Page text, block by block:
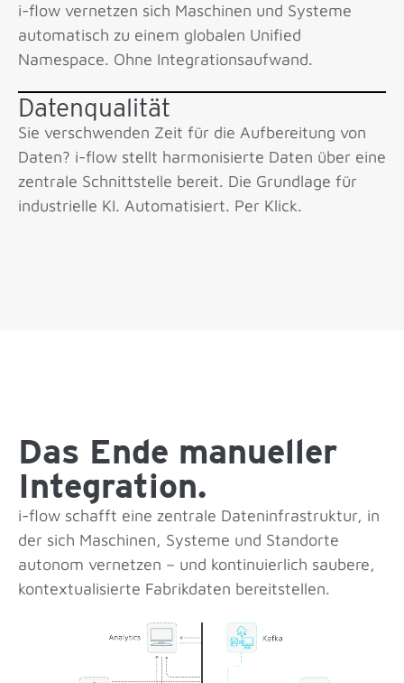
i-flow vernetzen sich Maschinen und Systeme
automatisch zu einem globalen Unified
Namespace. Ohne Integrations­aufwand.
Datenqualität
Sie verschwenden Zeit für die Aufbereitung von
Daten? i-flow stellt harmonisierte Daten über eine
zentrale Schnittstelle bereit. Die Grundlage für
industrielle KI. Automatisiert. Per Klick.
Das Ende manueller
Integration.
i-flow schafft eine zentrale Dateninfrastruktur, in
der sich Maschinen, Systeme und Standorte
autonom vernetzen – und kontinuierlich saubere,
kontextualisierte Fabrikdaten bereitstellen.